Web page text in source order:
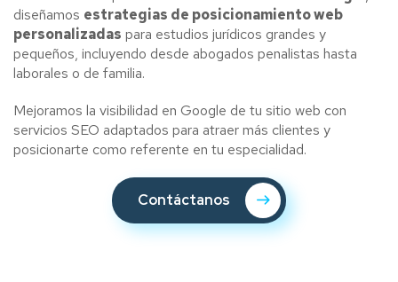
diseñamos estrategias de posicionamiento web
personalizadas para estudios jurídicos grandes y
pequeños, incluyendo desde abogados penalistas hasta
laborales o de familia.
Mejoramos la visibilidad en Google de tu sitio web con
servicios SEO adaptados para atraer más clientes y
posicionarte como referente en tu especialidad.
Contáctanos